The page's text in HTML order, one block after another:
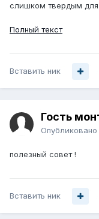
слишком твердым для
Полный текст
Вставить ник
Гость
Опубликовано
полезный совет !
Вставить ник